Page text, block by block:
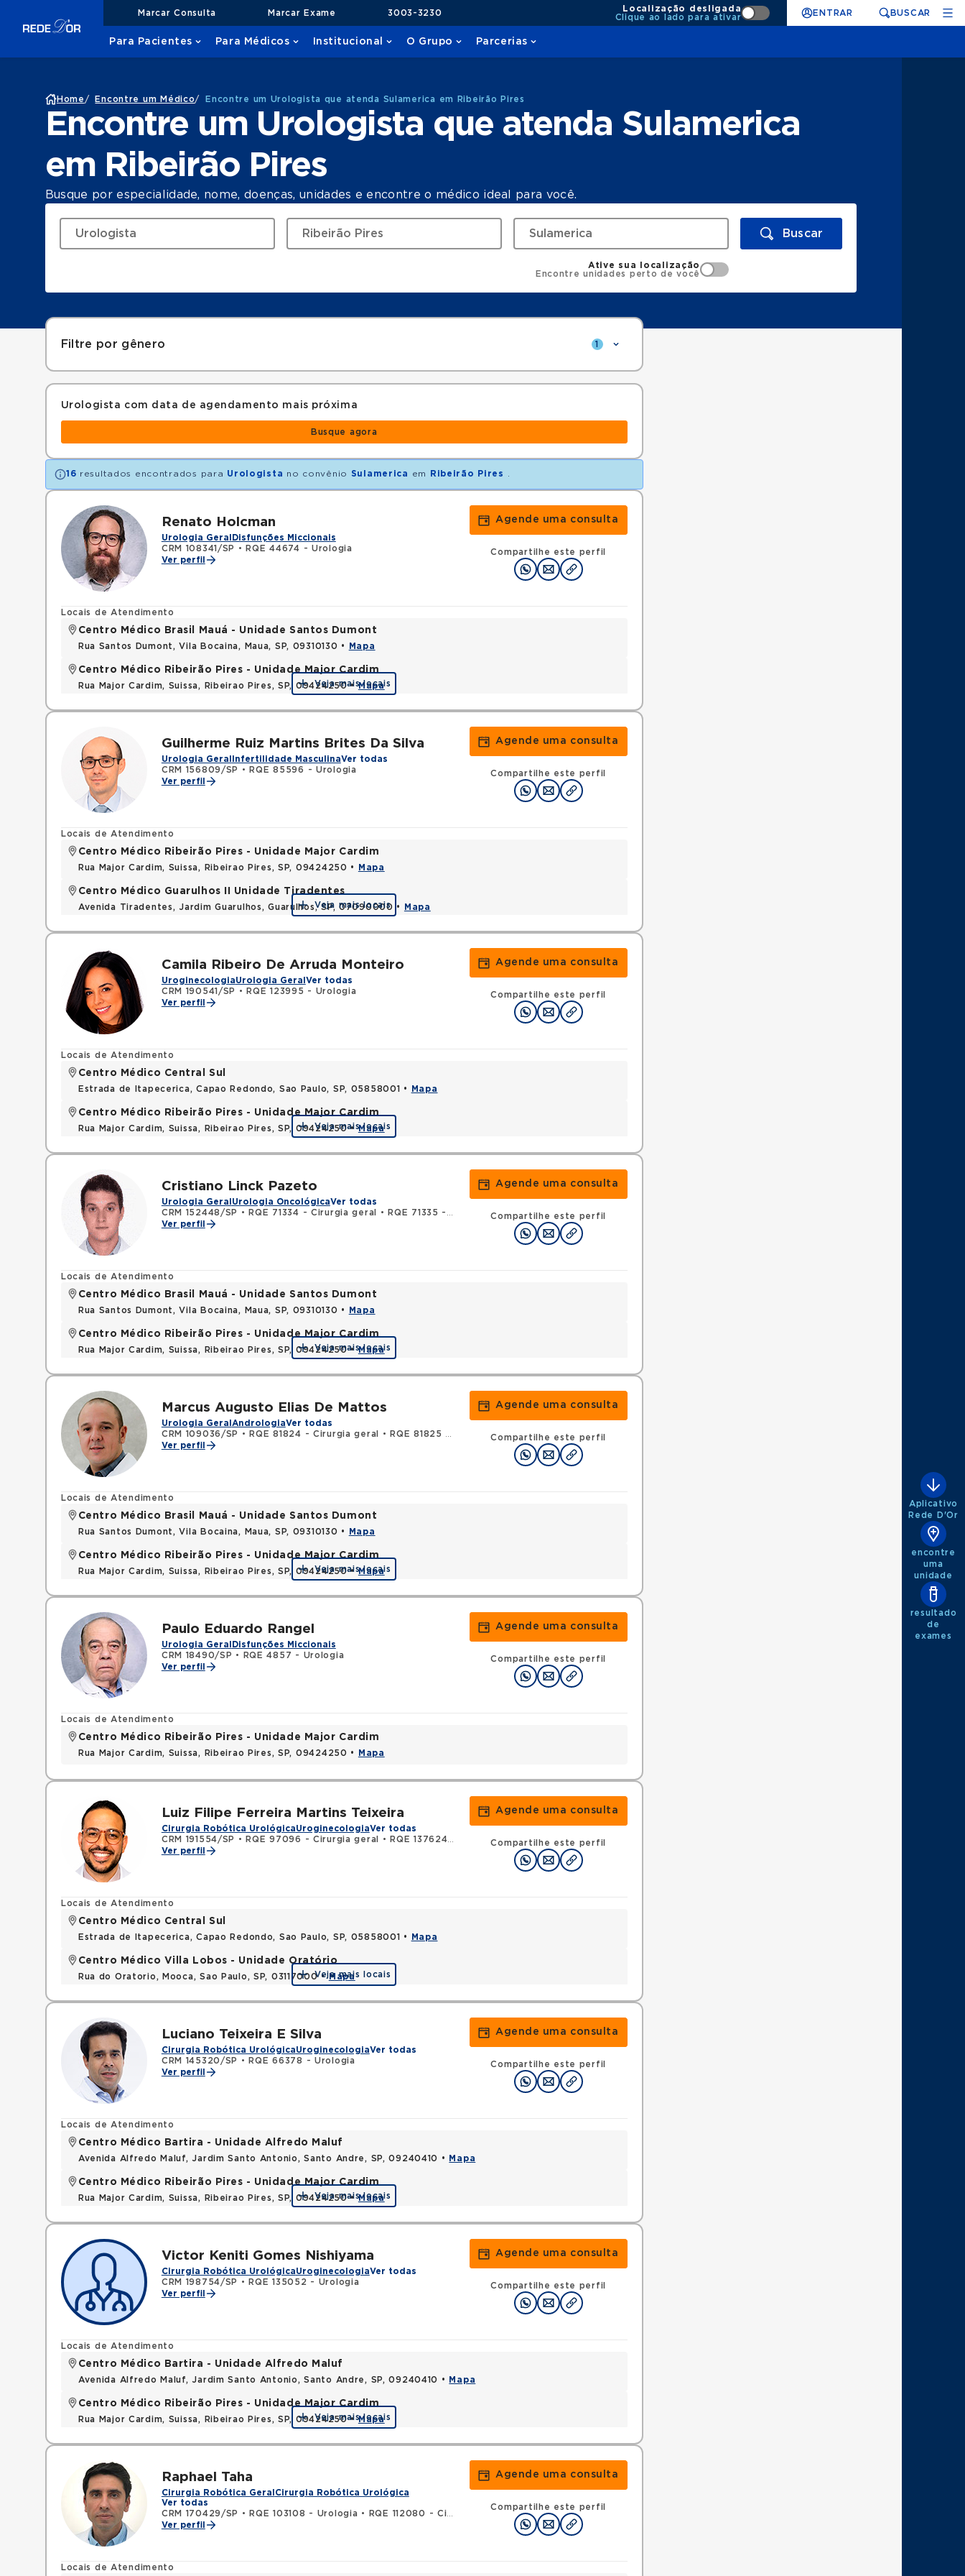
Marcar Consulta Marcar Exame 3003-3230
Localização desligada
Clique ao lado para ativar
ENTRAR BUSCAR
Para Pacientes Para Médicos Institucional O Grupo Parcerias
Home / Encontre um Médico/ Encontre um Urologista que atenda Sulamerica em Ribeirão Pires
Encontre um Urologista que atenda Sulamerica
em Ribeirão Pires
Busque por especialidade, nome, doenças, unidades e encontre o médico ideal para você.
Buscar
Ative sua localização
Encontre unidades perto de você
Filtre por gênero 1
Urologista com data de agendamento mais próxima
Busque agora
16 resultados encontrados para Urologista no convênio Sulamerica em Ribeirão Pires
Renato Holcman
Urologia Geral Disfunções Miccionais
CRM 108341/SP
•
RQE 44674 - Urologia
Ver perfil
Agende uma consulta
Compartilhe este perfil
Locais de Atendimento
Centro Médico Brasil Mauá - Unidade Santos Dumont
Rua Santos Dumont, Vila Bocaina, Maua, SP, 09310130 • Mapa
Centro Médico Ribeirão Pires - Unidade Major Cardim
Rua Major Cardim, Suissa, Ribeirao Pires, SP, 09424250 •Mapa
Veja mais locais
Guilherme Ruiz Martins Brites Da Silva
Urologia Geral Infertilidade MasculinaVer todas
CRM 156809/SP
•
RQE 85596 - Urologia
Ver perfil
Agende uma consulta
Compartilhe este perfil
Locais de Atendimento
Centro Médico Ribeirão Pires - Unidade Major Cardim
Rua Major Cardim, Suissa, Ribeirao Pires, SP, 09424250 • Mapa
Centro Médico Guarulhos II Unidade Tiradentes
Avenida Tiradentes, Jardim Guarulhos, Guarulhos, SP, 07090000 • Mapa
Veja mais locais
Camila Ribeiro De Arruda Monteiro
UroginecologiaUrologia Geral Ver todas
CRM 190541/SP
•
RQE 123995 - Urologia
Ver perfil
Agende uma consulta
Compartilhe este perfil
Locais de Atendimento
Centro Médico Central Sul
Estrada de Itapecerica, Capao Redondo, Sao Paulo, SP, 05858001 • Mapa
Centro Médico Ribeirão Pires - Unidade Major Cardim
Rua Major Cardim, Suissa, Ribeirao Pires, SP, 09424250 •Mapa
Veja mais locais
Cristiano Linck Pazeto
Urologia Geral Urologia OncológicaVer todas
CRM 152448/SP
• RQE 71334 - Cirurgia geral •
RQE 71335 - Urologia
Ver perfil
Agende uma consulta
Compartilhe este perfil
Locais de Atendimento
Centro Médico Brasil Mauá - Unidade Santos Dumont
Rua Santos Dumont, Vila Bocaina, Maua, SP, 09310130 • Mapa
Centro Médico Ribeirão Pires - Unidade Major Cardim
Rua Major Cardim, Suissa, Ribeirao Pires, SP, 09424250 •Mapa
Veja mais locais
Marcus Augusto Elias De Mattos
Urologia Geral AndrologiaVer todas
CRM 109036/SP
• RQE 81824 - Cirurgia geral •
RQE 81825 - Urologia
Ver perfil
Agende uma consulta
Compartilhe este perfil
Locais de Atendimento
Centro Médico Brasil Mauá - Unidade Santos Dumont
Rua Santos Dumont, Vila Bocaina, Maua, SP, 09310130 • Mapa
Centro Médico Ribeirão Pires - Unidade Major Cardim
Rua Major Cardim, Suissa, Ribeirao Pires, SP, 09424250 •Mapa
Veja mais locais
Paulo Eduardo Rangel
Urologia Geral Disfunções Miccionais
CRM 18490/SP •
RQE 4857 - Urologia
Ver perfil
Agende uma consulta
Compartilhe este perfil
Locais de Atendimento
Centro Médico Ribeirão Pires - Unidade Major Cardim
Rua Major Cardim, Suissa, Ribeirao Pires, SP, 09424250 • Mapa
Luiz Filipe Ferreira Martins Teixeira
Cirurgia Robótica UrológicaUroginecologiaVer todas
CRM 191554/SP
• RQE 97096 - Cirurgia geral •
RQE 137624 - Urologia
Ver perfil
Agende uma consulta
Compartilhe este perfil
Locais de Atendimento
Centro Médico Central Sul
Estrada de Itapecerica, Capao Redondo, Sao Paulo, SP, 05858001 • Mapa
Centro Médico Villa Lobos - Unidade Oratório
Rua do Oratorio, Mooca, Sao Paulo, SP, 03117000 •Mapa
Veja mais locais
Luciano Teixeira E Silva
Cirurgia Robótica UrológicaUroginecologiaVer todas
CRM 145320/SP
•
RQE 66378 - Urologia
Ver perfil
Agende uma consulta
Compartilhe este perfil
Locais de Atendimento
Centro Médico Bartira - Unidade Alfredo Maluf
Avenida Alfredo Maluf, Jardim Santo Antonio, Santo Andre, SP, 09240410 • Mapa
Centro Médico Ribeirão Pires - Unidade Major Cardim
Rua Major Cardim, Suissa, Ribeirao Pires, SP, 09424250 •Mapa
Veja mais locais
Victor Keniti Gomes Nishiyama
Cirurgia Robótica UrológicaUroginecologiaVer todas
CRM 198754/SP
•
RQE 135052 - Urologia
Ver perfil
Agende uma consulta
Compartilhe este perfil
Locais de Atendimento
Centro Médico Bartira - Unidade Alfredo Maluf
Avenida Alfredo Maluf, Jardim Santo Antonio, Santo Andre, SP, 09240410 • Mapa
Centro Médico Ribeirão Pires - Unidade Major Cardim
Rua Major Cardim, Suissa, Ribeirao Pires, SP, 09424250 •Mapa
Veja mais locais
Raphael Taha
Cirurgia Robótica Geral Cirurgia Robótica Urológica
Ver todas
CRM 170429/SP
• RQE 103108 - Urologia •
RQE 112080 - Cirurgia geral
Ver perfil
Agende uma consulta
Compartilhe este perfil
Locais de Atendimento
Aplicativo
Rede D'Or
encontre
uma
unidade
resultado
de
exames